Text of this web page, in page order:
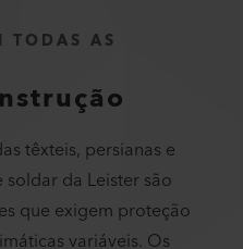
TODAS AS
têxteis, persianas e
da Leister são
que exigem proteção
variáveis. Os